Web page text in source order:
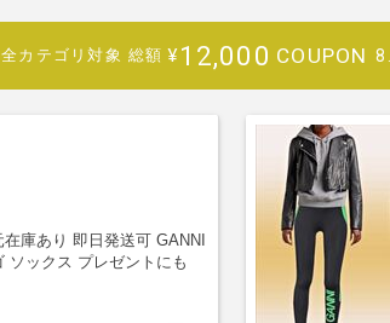
全カテゴリ対象 総額 ¥12,000 COUPON